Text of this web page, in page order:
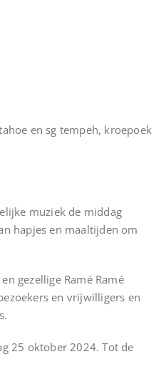
en sg tempeh, kroepoek
muziek de middag
hapjes en maaltijden om
gezellige Ramé Ramé
en vrijwilligers en
25 oktober 2024. Tot de